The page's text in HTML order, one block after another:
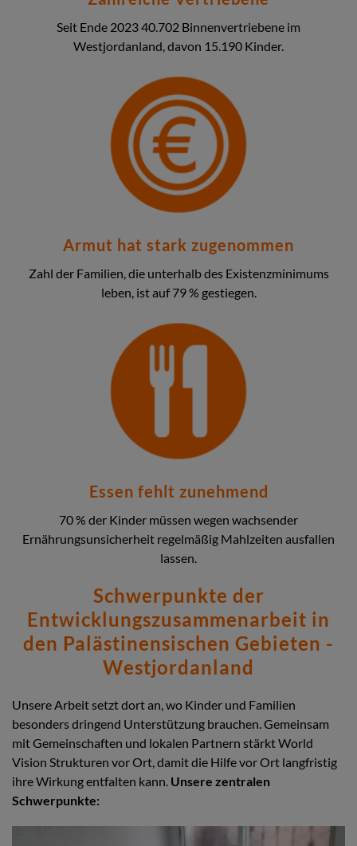
Seit Ende 2023 40.702 Binnenvertriebene im
Westjordanland, davon 15.190 Kinder.
Armut hat stark zugenommen
Zahl der Familien, die unterhalb des Existenzminimums
leben, ist auf 79 % gestiegen.
Essen fehlt zunehmend
70 % der Kinder müssen wegen wachsender
Ernährungsunsicherheit regelmäßig Mahlzeiten ausfallen
lassen.
Schwerpunkte der
Entwicklungszusammenarbeit in
den Palästinensischen Gebieten -
Westjordanland
Unsere Arbeit setzt dort an, wo Kinder und Familien
besonders dringend Unterstützung brauchen. Gemeinsam
mit Gemeinschaften und lokalen Partnern stärkt World
Vision Strukturen vor Ort, damit die Hilfe vor Ort langfristig
ihre Wirkung entfalten kann. Unsere zentralen
Schwerpunkte: